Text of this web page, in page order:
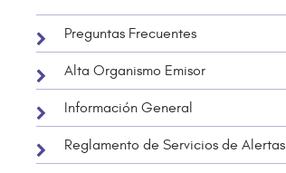
Preguntas Frecuentes
Alta Organismo Emisor
Información General
Reglamento de Servicios de Alertas